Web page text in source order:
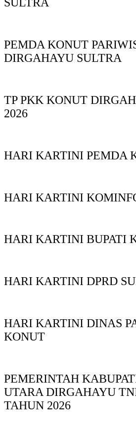
SULTRA
PEMDA KONUT
DIRGAHAYU SULTRA
TP PKK KONUT
2026
HARI KARTINI PEMDA
HARI KARTINI
HARI KARTINI BUPATI
HARI KARTINI DPRD
HARI KARTINI DINAS
KONUT
PEMERINTAH
UTARA DIRGAHAYU
TAHUN 2026